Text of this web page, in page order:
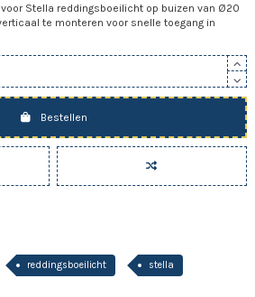
Stella reddingsboeilicht op buizen van Ø20
te monteren voor snelle toegang in
Bestellen
reddingsboeilicht stella